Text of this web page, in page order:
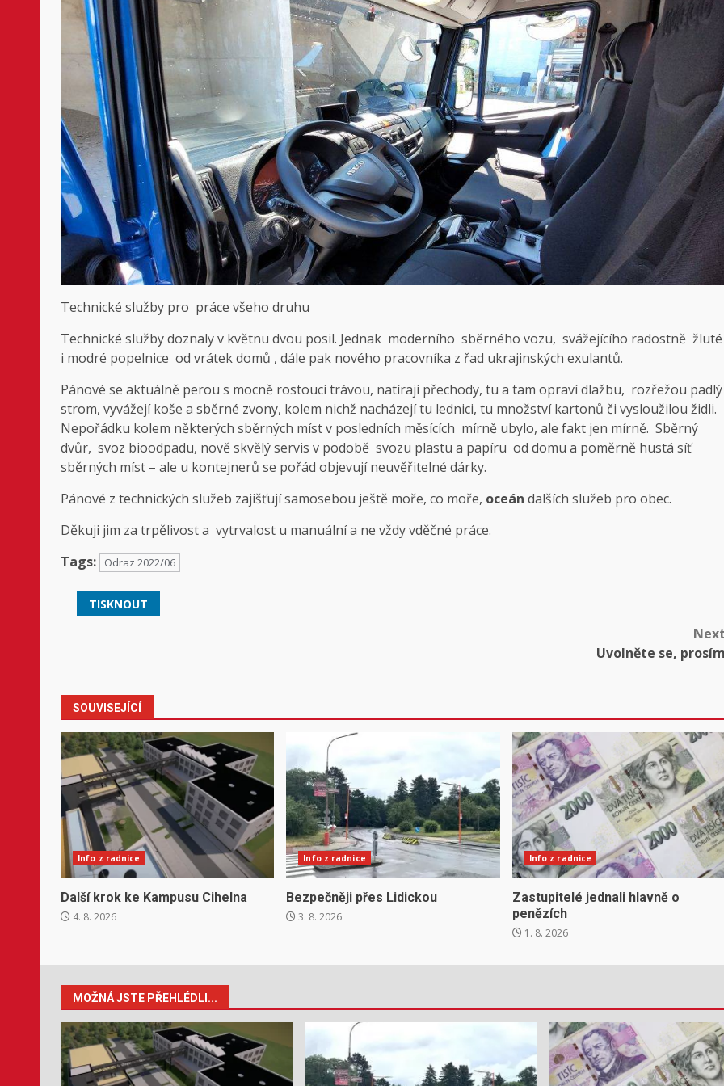
Technické služby pro práce všeho druhu
Technické služby doznaly v květnu dvou posil. Jednak moderního sběrného vozu, svážejícího radostně žluté
i modré popelnice od vrátek domů , dále pak nového pracovníka z řad ukrajinských exulantů.
Pánové se aktuálně perou s mocně rostoucí trávou, natírají přechody, tu a tam opraví dlažbu, rozřežou padlý
strom, vyvážejí koše a sběrné zvony, kolem nichž nacházejí tu lednici, tu množství kartonů či vysloužilou židli.
Nepořádku kolem některých sběrných míst v posledních měsících mírně ubylo, ale fakt jen mírně. Sběrný
dvůr, svoz bioodpadu, nově skvělý servis v podobě svozu plastu a papíru od domu a poměrně hustá síť
sběrných míst – ale u kontejnerů se pořád objevují neuvěřitelné dárky.
Pánové z technických služeb zajišťují samosebou ještě moře, co moře, oceán dalších služeb pro obec.
Děkuji jim za trpělivost a vytrvalost u manuální a ne vždy vděčné práce.
Tags:
Odraz 2022/06
TISKNOUT
Uvolněte se,
SOUVISEJÍCÍ
Info z radnice
Další krok ke Kampusu Cihelna
4. 8. 2026
Info z radnice
Bezpečněji přes Lidickou
3. 8. 2026
Info z radnice
Zastupitelé jednali hlavně o
penězích
1. 8. 2026
MOŽNÁ JSTE PŘEHLÉDLI...